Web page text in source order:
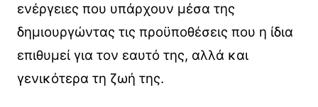
ενέργειες που υπάρχουν μέσα της
δημιουργώντας τις προϋποθέσεις που η ίδια
επιθυμεί για τον εαυτό της, αλλά και
γενικότερα τη ζωή της.